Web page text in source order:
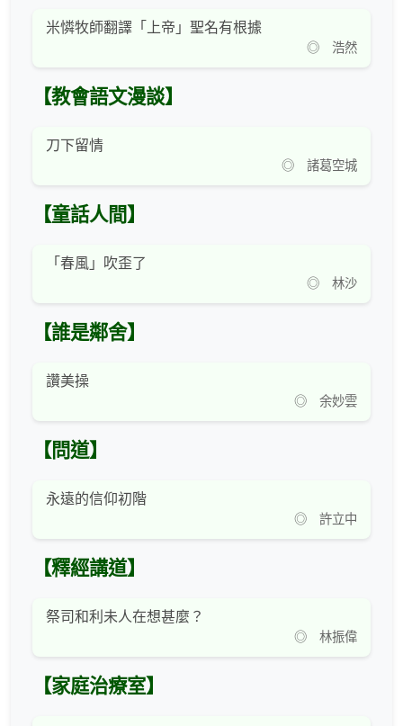
米憐牧師翻譯「上帝」聖名有根據
◎ 浩然
【教會語文漫談】
刀下留情
◎ 諸葛空城
【童話人間】
「春風」吹歪了
◎ 林沙
【誰是鄰舍】
讚美操
◎ 余妙雲
【問道】
永遠的信仰初階
◎ 許立中
【釋經講道】
祭司和利未人在想甚麼？
◎ 林振偉
【家庭治療室】